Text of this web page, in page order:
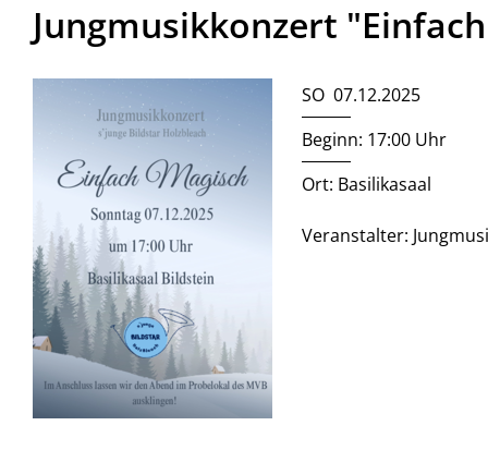
Jungmusikkonzert
SO 07.12.2025
Beginn: 17:00 Uhr
Ort: Basilikasaal
Veranstalter: